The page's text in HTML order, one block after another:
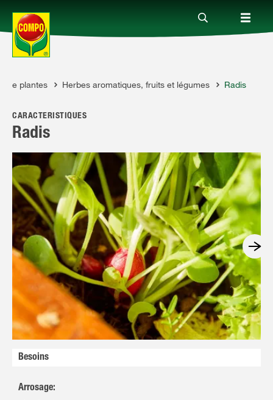
Produits
Conseil
Thèmes
Service
Qui sommes-nous?
NL
de plantes Herbes aromatiques, fruits et légumes Radis
CARACTÉRISTIQUES
Radis
Besoins
Arrosage: